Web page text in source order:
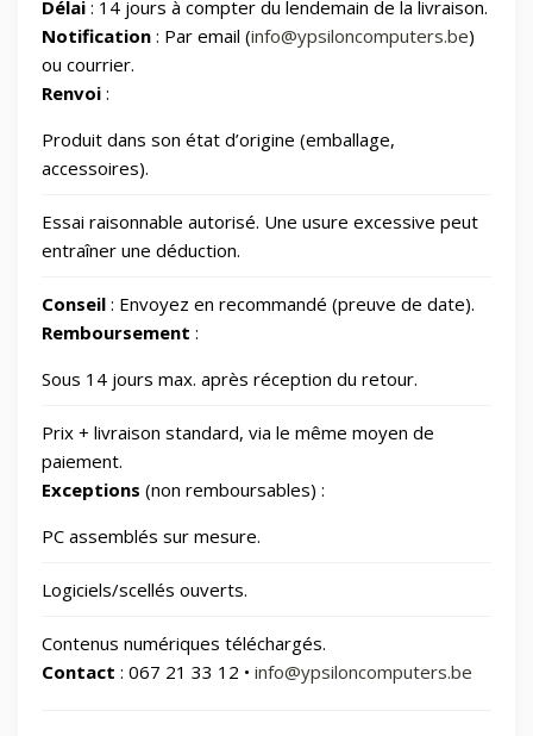
🔋 Énergie 124
📱 GSM Accessories/Tempered glass and
📂 Impression 3D
🖥️ IT Accessories/Monitor stands
Délai : 14 jours à compter du lendemain de la livraison.
Notification : Par email (info@ypsiloncomputers.be)
ou courrier.
Renvoi :
Produit dans son état d’origine (emballage,
accessoires).
Essai raisonnable autorisé. Une usure excessive peut
entraîner une déduction.
Conseil : Envoyez en recommandé (preuve de date).
Remboursement :
Sous 14 jours max. après réception du retour.
Prix + livraison standard, via le même moyen de
paiement.
Exceptions (non remboursables) :
PC assemblés sur mesure.
Logiciels/scellés ouverts.
Contenus numériques téléchargés.
Contact : 067 21 33 12 • info@ypsiloncomputers.be